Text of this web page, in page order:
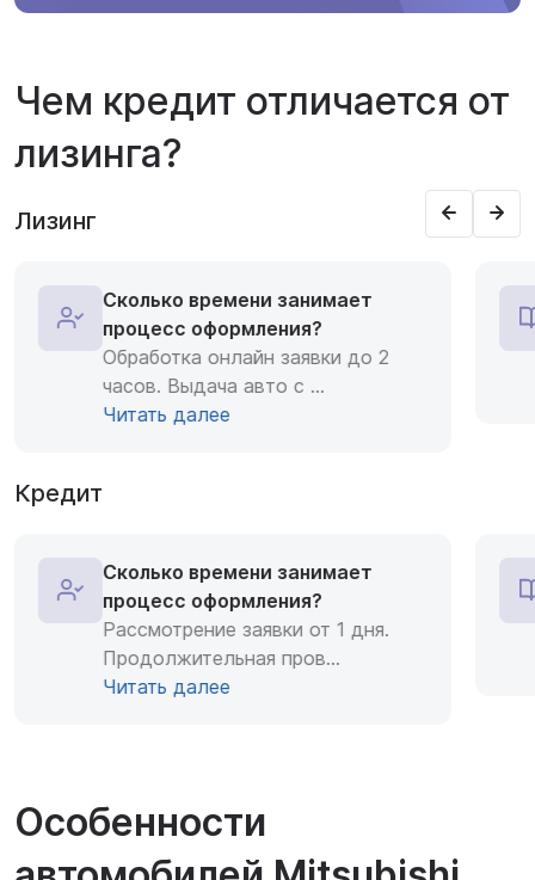
Чем кредит отличается от
лизинга?
Лизинг
Сколько времени занимает
процесс оформления?
Обработка онлайн заявки до 2
часов. Выдача авто с ...
Читать далее
Кредит
Сколько времени занимает
процесс оформления?
Рассмотрение заявки от 1 дня.
Продолжительная пров...
Читать далее
Особенности